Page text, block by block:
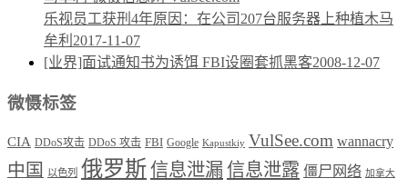
乐视员工获刑4年原因：在公司207台服务器上种植木马
牟利 2017-11-07
[业界]面试通知书为诱饵 FBI设圈套抓黑客2008-12-07
微慑标签
CIA DDoS攻击 DDoS 攻击 FBI Google Kapustkiy VulSee.com wannacry
中国 以色列 俄罗斯信息泄漏信息泄露 僵尸网络 加拿大